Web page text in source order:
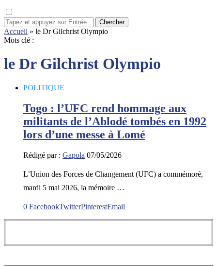
Chercher
Accueil » le Dr Gilchrist Olympio
Mots clé :
le Dr Gilchrist Olympio
POLITIQUE
Togo : l’UFC rend hommage aux
militants de l’Ablodé tombés en 1992
lors d’une messe à Lomé
Rédigé par : Gapola 07/05/2026
L’Union des Forces de Changement (UFC) a commémoré,
mardi 5 mai 2026, la mémoire …
0 FacebookTwitterPinterestEmail